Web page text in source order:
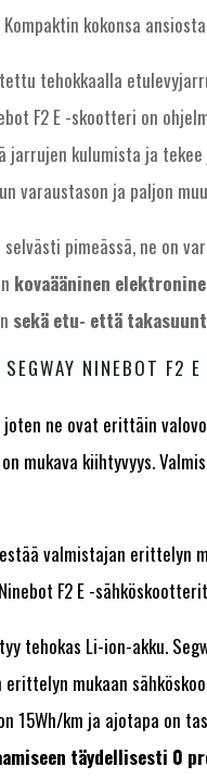
kokonsa
tehokkaalla
F2 E -skootteri on
jarrujen kulumista ja
varaustason ja paljon
pimeässä, ne on
kovaääninen
sekä etu- että
SEGWAY NINEBOT F2
ne ovat erittäin
mukava kiihtyvyys.
valmistajan erittelyn
F2 E -sähköskootterit
tehokas Li-ion-akku.
mukaan
15Wh/km ja ajotapa on
täydellisesti 0